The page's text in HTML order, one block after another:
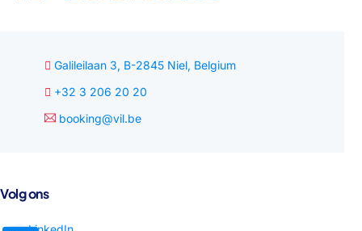
Galileilaan 3, B-2845 Niel, Belgium
+32 3 206 20 20
booking@vil.be
Volg ons